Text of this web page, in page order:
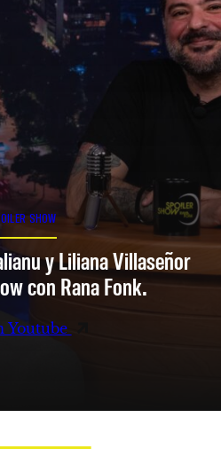
SHOW
y Liliana Villaseñor
con Rana Fonk.
Youtube